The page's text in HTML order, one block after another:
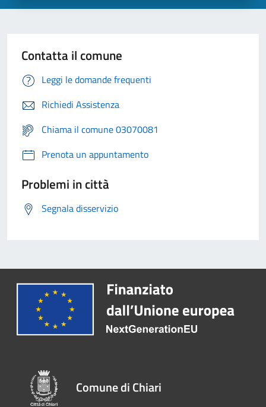
Contatta il comune
Leggi le domande frequenti
Richiedi Assistenza
Chiama il comune 03070081
Prenota un appuntamento
Problemi in città
Segnala disservizio
Comune di Chiari